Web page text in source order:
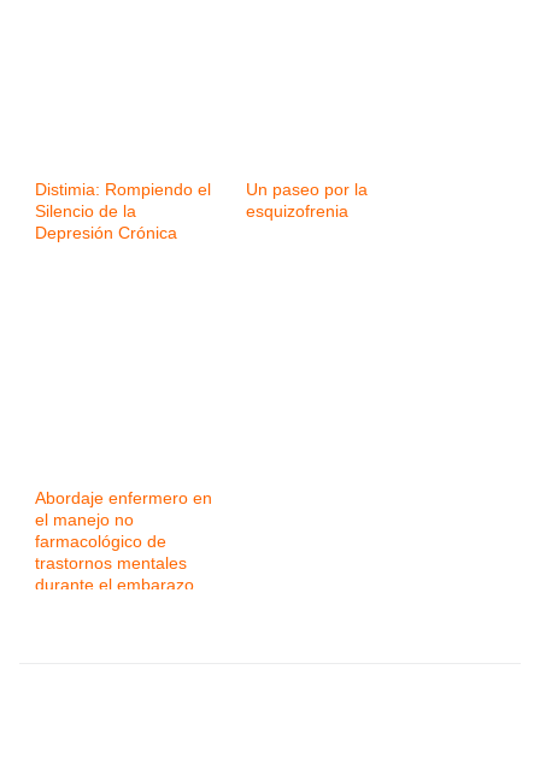
Distimia: Rompiendo el
Silencio de la
Depresión Crónica
Un paseo por la
esquizofrenia
Abordaje enfermero en
el manejo no
farmacológico de
trastornos mentales
durante el embarazo